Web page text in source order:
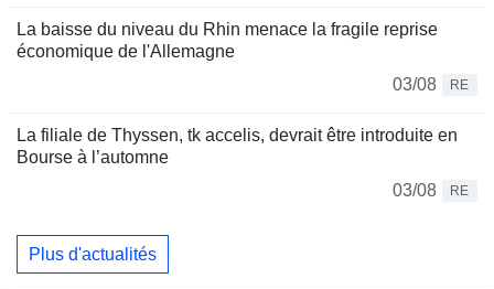
La baisse du niveau du Rhin menace la fragile reprise
économique de l'Allemagne
03/08
RE
La filiale de Thyssen, tk accelis, devrait être introduite en
Bourse à l’automne
03/08
RE
Plus d'actualités